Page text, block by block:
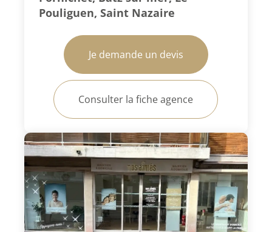
Pouliguen, Saint Nazaire
Je demande un devis
Consulter la fiche agence